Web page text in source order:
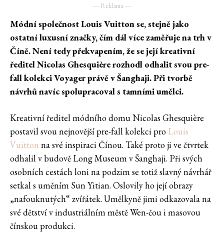
― Reklama ―
Módní společnost Louis Vuitton se, stejně jako
ostatní luxusní značky, čím dál více zaměřuje na trh v
Číně. Není tedy překvapením, že se její kreativní
ředitel Nicolas Ghesquière rozhodl odhalit svou pre-
fall kolekci Voyager právě v Šanghaji. Při tvorbě
návrhů navíc spolupracoval s tamními umělci.
Kreativní ředitel módního domu Nicolas Ghesquière
postavil svou nejnovější pre-fall kolekci pro Louis
Vuitton na své inspiraci Čínou. Také proto ji ve čtvrtek
odhalil v budově Long Museum v Šanghaji. Při svých
osobních cestách loni na podzim se totiž slavný návrhář
setkal s uměním Sun Yitian. Oslovily ho její obrazy
„nafouknutých“ zvířátek. Umělkyně jimi odkazovala na
své dětství v industriálním městě Wen-čou i masovou
čínskou produkci.